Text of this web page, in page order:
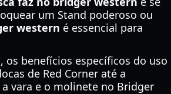
um Stand poderoso ou
western é essencial para
os benefícios específicos do uso
de Red Corner até a
vara e o molinete no Bridger